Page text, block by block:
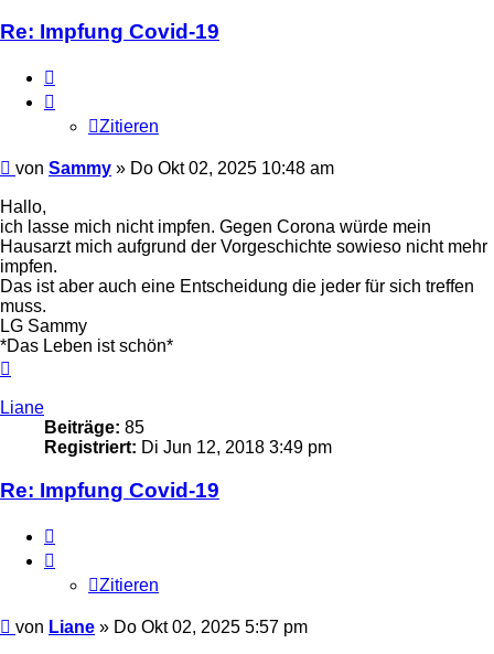
Re: Impfung Covid-19
Zitieren
Beitrag
von Sammy » Do Okt 02, 2025 10:48 am
Hallo,
ich lasse mich nicht impfen. Gegen Corona würde mein
Hausarzt mich aufgrund der Vorgeschichte sowieso nicht mehr
impfen.
Das ist aber auch eine Entscheidung die jeder für sich treffen
muss.
LG Sammy
*Das Leben ist schön*
Liane
Beiträge: 85
Registriert: Di Jun 12, 2018 3:49 pm
Re: Impfung Covid-19
Zitieren
Beitrag
von Liane » Do Okt 02, 2025 5:57 pm